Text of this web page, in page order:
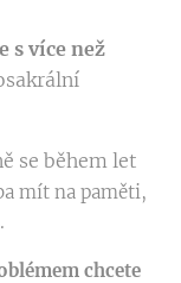
s více než
se během let
mít na paměti,
.
chcete